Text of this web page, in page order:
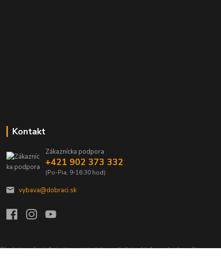
Kontakt
Zákaznícka podpora
+421 902 373 332
(Po-Pia, 9-16:30 hod)
vybava@dobraci.sk
Sledujte nás, inšpirujte ostatných a zdieľajte Vašu radosť z nákupu a